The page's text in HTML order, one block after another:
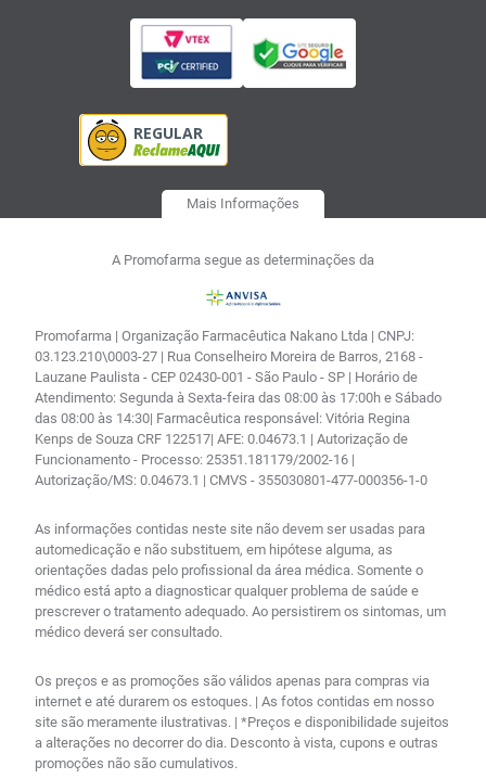
Mais Informações
A Promofarma segue as determinações da
Promofarma | Organização Farmacêutica Nakano Ltda | CNPJ:
03.123.210\0003-27 | Rua Conselheiro Moreira de Barros, 2168 -
Lauzane Paulista - CEP 02430-001 - São Paulo - SP | Horário de
Atendimento: Segunda à Sexta-feira das 08:00 às 17:00h e Sábado
das 08:00 às 14:30| Farmacêutica responsável: Vitória Regina
Kenps de Souza CRF 122517| AFE: 0.04673.1 | Autorização de
Funcionamento - Processo: 25351.181179/2002-16 |
Autorização/MS: 0.04673.1 | CMVS - 355030801-477-000356-1-0
As informações contidas neste site não devem ser usadas para
automedicação e não substituem, em hipótese alguma, as
orientações dadas pelo profissional da área médica. Somente o
médico está apto a diagnosticar qualquer problema de saúde e
prescrever o tratamento adequado. Ao persistirem os sintomas, um
médico deverá ser consultado.
Os preços e as promoções são válidos apenas para compras via
internet e até durarem os estoques. | As fotos contidas em nosso
site são meramente ilustrativas. | *Preços e disponibilidade sujeitos
a alterações no decorrer do dia. Desconto à vista, cupons e outras
promoções não são cumulativos.